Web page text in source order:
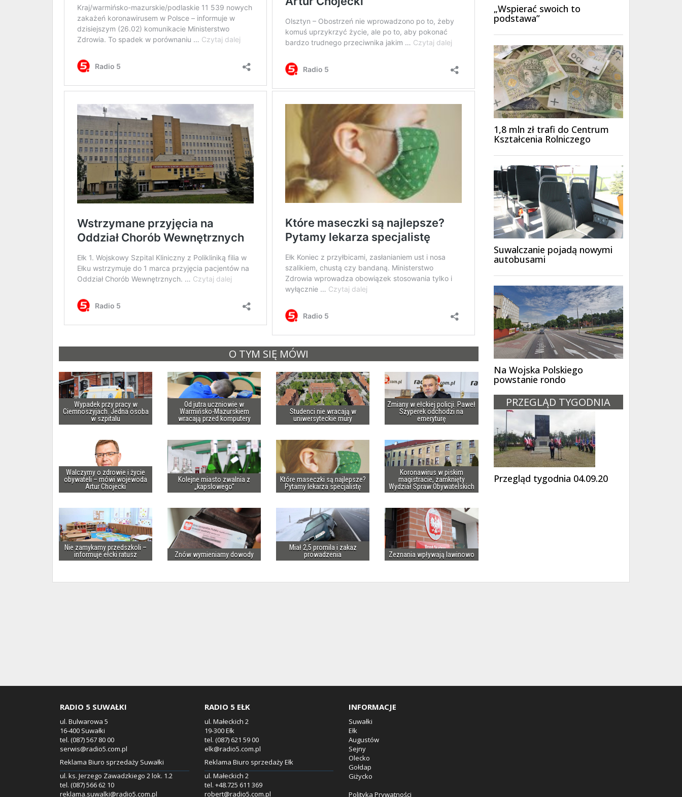
O TYM SIĘ MÓWI
Wypadek przy pracy w
Ciemnoszyjach. Jedna osoba
w szpitalu
Od jutra uczniowie w
Warmińsko-Mazurskiem
wracają przed komputery
Studenci nie wracają w
uniwersyteckie mury
Zmiany w ełckiej policji. Paweł
Szyperek odchodzi na
emeryturę
Walczymy o zdrowie i życie
obywateli – mówi wojewoda
Artur Chojecki
Kolejne miasto zwalnia z
„kapslowego”
Które maseczki są najlepsze?
Pytamy lekarza specjalistę
Koronawirus w piskim
magistracie, zamknięty
Wydział Spraw Obywatelskich
Nie zamykamy przedszkoli –
informuje ełcki ratusz
Znów wymieniamy dowody
Miał 2,5 promila i zakaz
prowadzenia
Zeznania wpływają lawinowo
„Wspierać swoich to
podstawa”
1,8 mln zł trafi do Centrum
Kształcenia Rolniczego
Suwalczanie pojadą nowymi
autobusami
Na Wojska Polskiego
powstanie rondo
PRZEGLĄD TYGODNIA
Przegląd tygodnia 04.09.20
RADIO 5 SUWAŁKI
ul. Bulwarowa 5
16-400 Suwałki
tel. (087) 567 80 00
serwis@radio5.com.pl
Reklama Biuro sprzedaży Suwałki
ul. ks. Jerzego Zawadzkiego 2 lok. 1.2
tel. (087) 566 62 10
reklama.suwalki@radio5.com.pl
RADIO 5 EŁK
ul. Małeckich 2
19-300 Ełk
tel. (087) 621 59 00
elk@radio5.com.pl
Reklama Biuro sprzedaży Ełk
ul. Małeckich 2
tel. +48.725 611 369
robert@radio5.com.pl
INFORMACJE
Suwałki
Ełk
Augustów
Sejny
Olecko
Gołdap
Giżycko
Polityka Prywatności